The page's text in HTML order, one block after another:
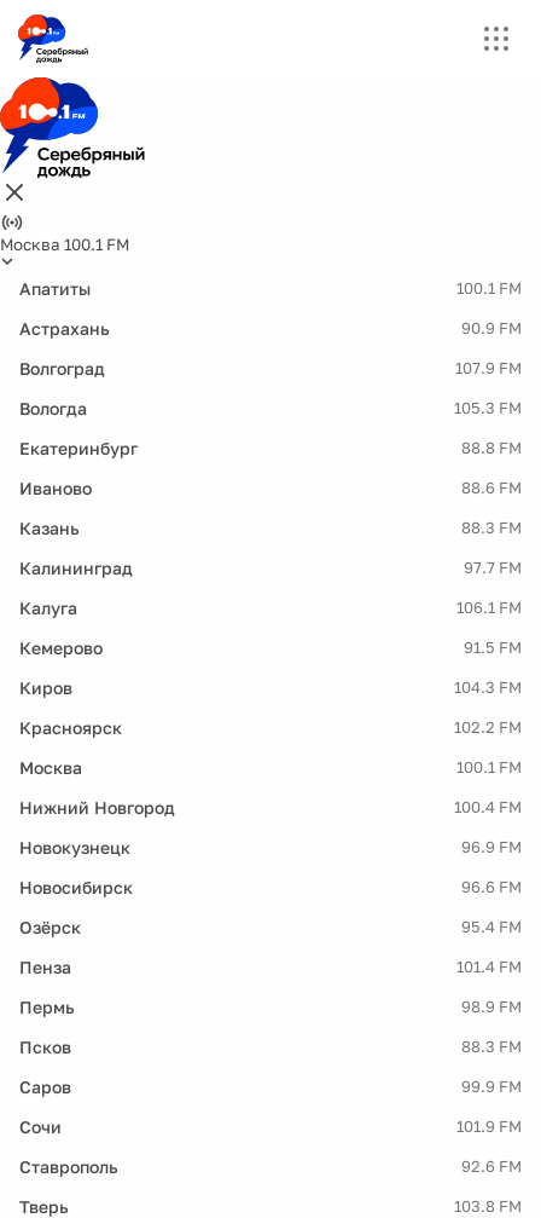
Москва 100.1 FM
Апатиты 100.1 FM
Астрахань 90.9 FM
Волгоград 107.9 FM
Вологда 105.3 FM
Екатеринбург 88.8 FM
Иваново 88.6 FM
Казань 88.3 FM
Калининград 97.7 FM
Калуга 106.1 FM
Кемерово 91.5 FM
Киров 104.3 FM
Красноярск 102.2 FM
Москва 100.1 FM
Нижний Новгород 100.4 FM
Новокузнецк 96.9 FM
Новосибирск 96.6 FM
Озёрск 95.4 FM
Пенза 101.4 FM
Пермь 98.9 FM
Псков 88.3 FM
Саров 99.9 FM
Сочи 101.9 FM
Ставрополь 92.6 FM
Тверь 103.8 FM